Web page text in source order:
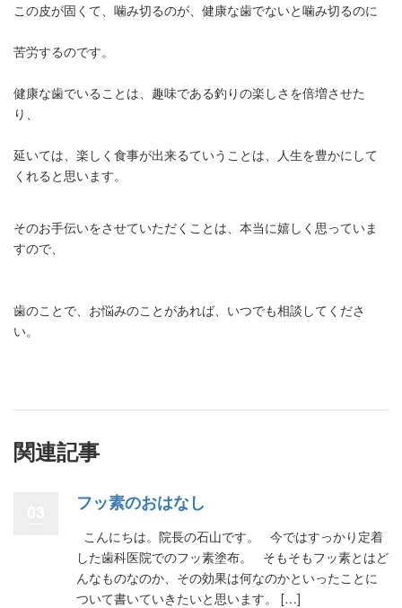
この皮が固くて、噛み切るのが、健康な歯でないと噛み切るのに
苦労するのです。
健康な歯でいることは、趣味である釣りの楽しさを倍増させた
り、
延いては、楽しく食事が出来るていうことは、人生を豊かにして
くれると思います。
そのお手伝いをさせていただくことは、本当に嬉しく思っていま
すので、
歯のことで、お悩みのことがあれば、いつでも相談してくださ
い。
関連記事
フッ素のおはなし
こんにちは。院長の石山です。 今ではすっかり定着
した歯科医院でのフッ素塗布。 そもそもフッ素とはど
んなものなのか、その効果は何なのかといったことに
ついて書いていきたいと思います。 […]